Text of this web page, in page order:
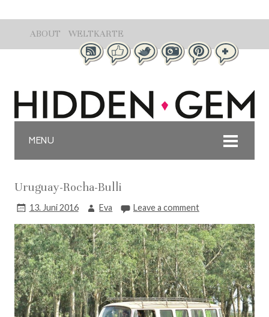
ABOUT WELTKARTE
MENU
Uruguay-Rocha-Bulli
13. Juni 2016 Eva Leave a comment